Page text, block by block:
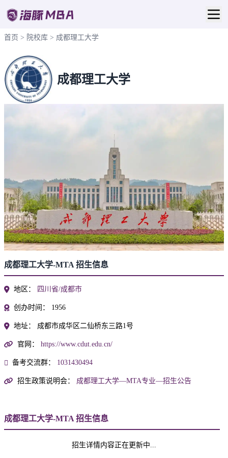
首页 > 院校库 > 成都理工大学
成都理工大学
成都理工大学-MTA 招生信息
地区： 四川省/成都市
创办时间： 1956
地址： 成都市成华区二仙桥东三路1号
官网： https://www.cdut.edu.cn/
备考交流群： 1031430494
招生政策说明会： 成都理工大学—MTA专业—招生公告
成都理工大学-MTA 招生信息
招生详情内容正在更新中...